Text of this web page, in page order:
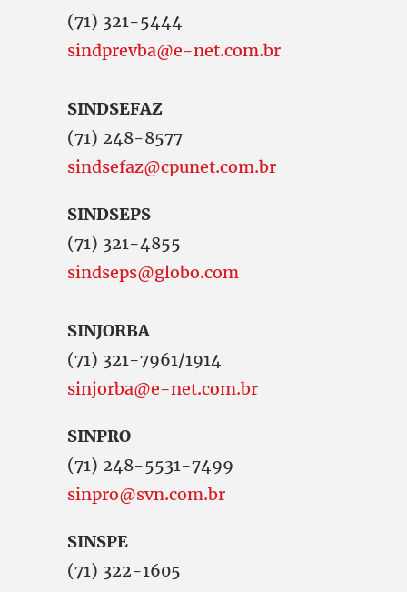
(71) 321-5444
sindprevba@e-net.com.br
SINDSEFAZ
(71) 248-8577
sindsefaz@cpunet.com.br
SINDSEPS
(71) 321-4855
sindseps@globo.com
SINJORBA
(71) 321-7961/1914
sinjorba@e-net.com.br
SINPRO
(71) 248-5531-7499
sinpro@svn.com.br
SINSPE
(71) 322-1605